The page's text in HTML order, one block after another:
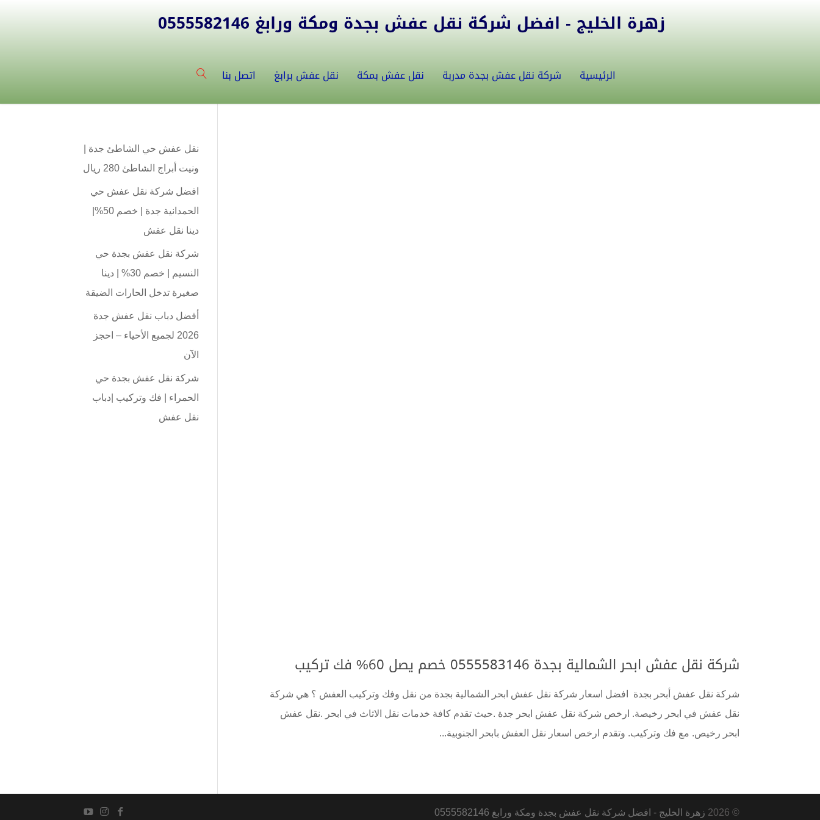
زهرة الخليج - افضل شركة نقل عفش بجدة ومكة ورابغ 0555582146
الرئيسية شركة نقل عفش بجدة مدربة نقل عفش بمكة نقل عفش برابغ اتصل بنا
شركة نقل عفش ابحر الشمالية بجدة 0555583146 خصم يصل 60% فك تركيب
شركة نقل عفش أبحر بجدة افضل اسعار شركة نقل عفش ابحر الشمالية بجدة من نقل وفك وتركيب العفش ؟ هي شركة
نقل عفش في ابحر رخيصة. ارخص شركة نقل عفش ابحر جدة .حيث تقدم كافة خدمات نقل الاثاث في ابحر .نقل عفش
ابحر رخيص. مع فك وتركيب. وتقدم ارخص اسعار نقل العفش بابحر الجنوبية...
نقل عفش حي الشاطئ جدة |
ونيت أبراج الشاطئ 280 ريال
افضل شركة نقل عفش حي
الحمدانية جدة | خصم 50%|
دينا نقل عفش
شركة نقل عفش بجدة حي
النسيم | خصم 30% | دينا
صغيرة تدخل الحارات الضيقة
أفضل دباب نقل عفش جدة
2026 لجميع الأحياء – احجز
الآن
شركة نقل عفش بجدة حي
الحمراء | فك وتركيب |دباب
نقل عفش
© 2026 زهرة الخليج - افضل شركة نقل عفش بجدة ومكة ورابغ 0555582146